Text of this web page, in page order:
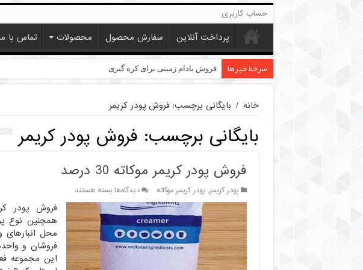
حساب کاربری
پرداخت آنلاین سفارش محصول محصولات تماس با
سرخط خبرها فروش بادام زمینی برای کره گیری
خرید عمده کنجد در تهران
خانه / بایگانی برچسب: فروش پودر کریمر
بایگانی برچسب: فروش پودر کریمر
فروش پودر کریمر موکاته 30 درصد
پودر کریمر, پودر کریمر موکاته دیدگاه‌هابرای
فروش
پودر
کریمر
موکاته
30
درصد
بسته هستند
محل
فروشان و
این مجموعه